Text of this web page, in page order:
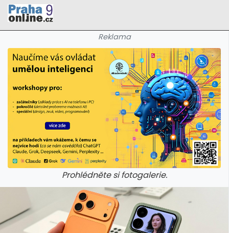
Reklama
Prohlédněte si fotogalerie.